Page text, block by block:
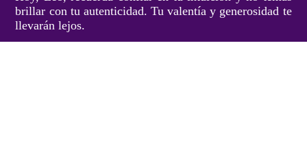
brillar con tu autenticidad. Tu valentía y generosidad te
llevarán lejos.